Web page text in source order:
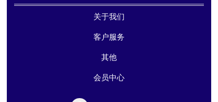
关于我们
客户服务
其他
会员中心